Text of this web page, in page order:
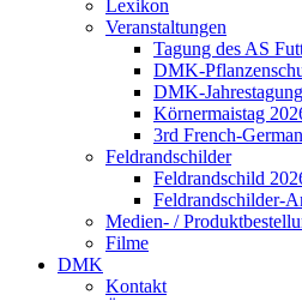
Lexikon
Veranstaltungen
Tagung des AS
DMK-
DMK-Jahrestagung
Körnermaistag
3rd French-
Feldrandschilder
Feldrandschild
Feldrandschilder-
Medien- /
Filme
DMK
Kontakt